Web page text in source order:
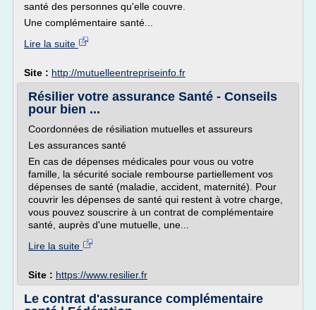
santé des personnes qu'elle couvre.
Une complémentaire santé...
Lire la suite
Site : http://mutuelleentrepriseinfo.fr
Résilier votre assurance Santé - Conseils
pour bien ...
Coordonnées de résiliation mutuelles et assureurs
Les assurances santé
En cas de dépenses médicales pour vous ou votre
famille, la sécurité sociale rembourse partiellement vos
dépenses de santé (maladie, accident, maternité). Pour
couvrir les dépenses de santé qui restent à votre charge,
vous pouvez souscrire à un contrat de complémentaire
santé, auprès d'une mutuelle, une...
Lire la suite
Site : https://www.resilier.fr
Le contrat d'assurance complémentaire